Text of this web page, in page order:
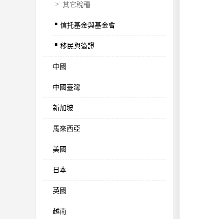
> 其它稅種
. 信托基金與基金會
. 移民與簽證
中國
中國臺灣
新加坡
馬來西亞
美國
日本
英國
越南